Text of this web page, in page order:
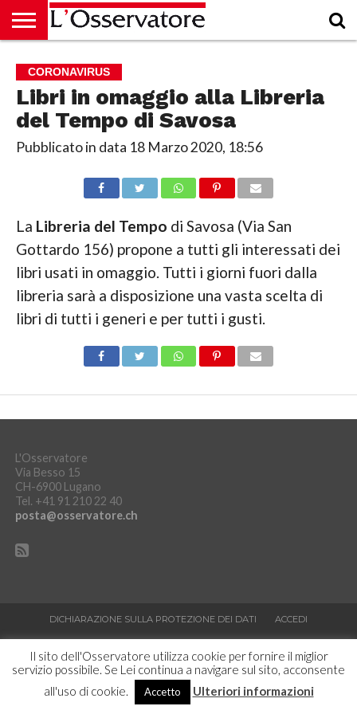
CULTURA
ECONOMIA
RUBRICHE
ARCHIVIO
PODCAST
ABBONAMENTO
CHI
SIAMO
ACCEDI
CORONAVIRUS
Libri in omaggio alla Libreria
del Tempo di Savosa
Pubblicato in data 18 Marzo 2020, 18:56
La Libreria del Tempo di Savosa (Via San
Gottardo 156) propone a tutti gli interessati dei
libri usati in omaggio. Tutti i giorni fuori dalla
libreria sarà a disposizione una vasta scelta di
libri di tutti i generi e per tutti i gusti.
L'Osservatore
Via Besso 15
CH-6900 Lugano
Tel. +41 91 210 22 40
posta@osservatore.ch
DICHIARAZIONE SULLA PROTEZIONE DEI DATI ACCEDI
Il sito dell'Osservatore utilizza cookie per fornire il miglior
servizio possibile. Se Lei continua a navigare sul sito, acconsente
all'uso di cookie.
Accetto Ulteriori informazioni